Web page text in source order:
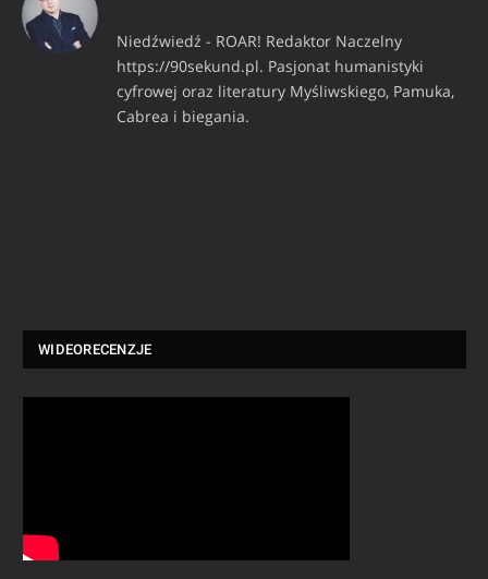
Niedźwiedź - ROAR! Redaktor Naczelny
https://90sekund.pl. Pasjonat humanistyki
cyfrowej oraz literatury Myśliwskiego, Pamuka,
Cabrea i biegania.
WIDEORECENZJE